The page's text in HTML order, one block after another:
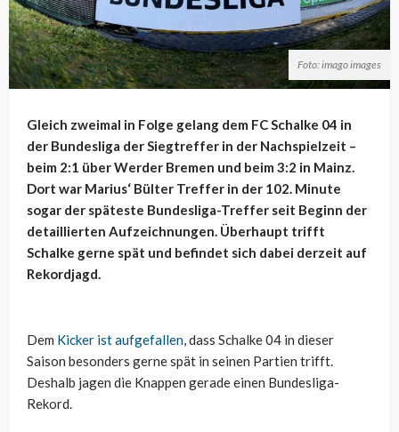
Foto: imago images
Gleich zweimal in Folge gelang dem FC Schalke 04 in
der Bundesliga der Siegtreffer in der Nachspielzeit –
beim 2:1 über Werder Bremen und beim 3:2 in Mainz.
Dort war Marius‘ Bülter Treffer in der 102. Minute
sogar der späteste Bundesliga-Treffer seit Beginn der
detaillierten Aufzeichnungen. Überhaupt trifft
Schalke gerne spät und befindet sich dabei derzeit auf
Rekordjagd.
Dem Kicker ist aufgefallen, dass Schalke 04 in dieser
Saison besonders gerne spät in seinen Partien trifft.
Deshalb jagen die Knappen gerade einen Bundesliga-
Rekord.